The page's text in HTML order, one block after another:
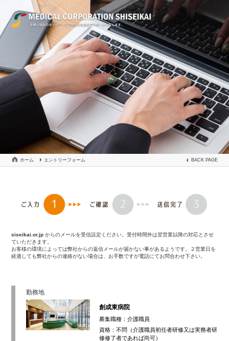
ホーム エントリーフォーム BACK PAGE
siseikai.or.jp からのメールを受信設定ください。受付時間外は翌営業以降の対応とさせ
ていただきます。
お客様の環境によっては弊社からの返信メールが届かない事があるようです。２営業日を
経過しても弊社からの連絡がない場合は、お手数ですが電話にてお問合わせ下さい。
勤務地
創成東病院
募集職種：介護職員
資格：不問（介護職員初任者研修又は実務者研
修修了者であれば尚可）